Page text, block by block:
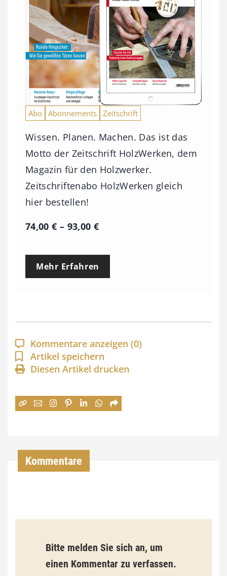
Abo Abonnements Zeitschrift
Wissen. Planen. Machen. Das ist das
Motto der Zeitschrift HolzWerken, dem
Magazin für den Holzwerker.
Zeitschriftenabo HolzWerken gleich
hier bestellen!
74,00€ – 93,00 €P
e
p
a
n
n
:
€
i
s
Mehr Erfahren
Kommentare anzeigen (0)
Artikel speichern
Diesen Artikel drucken
Kommentare
Bitte melden Sie sich an, um
einen Kommentar zu verfassen.